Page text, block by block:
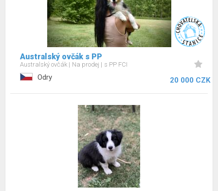
Australský ovčák s PP
Australský ovčák Na prodej s PP FCI
Odry 20 000 CZK